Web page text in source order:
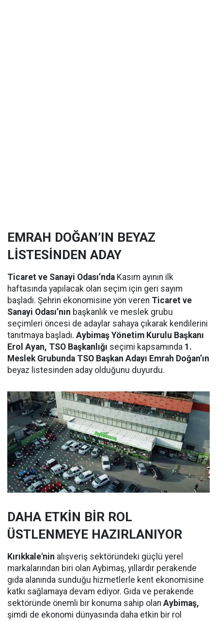
EMRAH DOĞAN’IN BEYAZ
LİSTESİNDEN ADAY
Ticaret ve Sanayi Odası’nda Kasım ayının ilk
haftasında yapılacak olan seçim için geri sayım
başladı. Şehrin ekonomisine yön veren Ticaret ve
Sanayi Odası’nın başkanlık ve meslek grubu
seçimleri öncesi de adaylar sahaya çıkarak kendilerini
tanıtmaya başladı. Aybimaş Yönetim Kurulu Başkanı
Erol Ayan, TSO Başkanlığı seçimi kapsamında 1.
Meslek Grubunda TSO Başkan Adayı Emrah Doğan’ın
beyaz listesinden aday olduğunu duyurdu.
DAHA ETKİN BİR ROL
ÜSTLENMEYE HAZIRLANIYOR
Kırıkkale'nin alışveriş sektöründeki güçlü yerel
markalarından biri olan Aybimaş, yıllardır perakende
gıda alanında sunduğu hizmetlerle kent ekonomisine
katkı sağlamaya devam ediyor. Gıda ve perakende
sektöründe önemli bir konuma sahip olan Aybimaş,
şimdi de ekonomi dünyasında daha etkin bir rol